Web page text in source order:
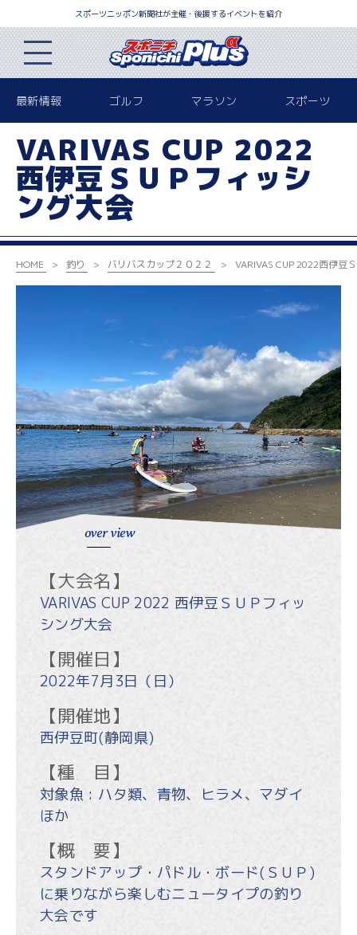
スポーツニッポン新聞社が主催・後援するイベントを紹介
最新情報 ゴルフ マラソン スポーツ
VARIVAS CUP 2022
西伊豆ＳＵＰフィッシ
ング大会
HOME 釣り バリバスカップ２０２２ VARIVAS CUP 2022西伊豆
over view
【大会名】
VARIVAS CUP 2022 西伊豆ＳＵＰフィッ
シング大会
【開催日】
2022年7月3日（日）
【開催地】
西伊豆町(静岡県)
【種 目】
対象魚 : ハタ類、青物、ヒラメ、マダイ
ほか
【概 要】
スタンドアップ・パドル・ボード(ＳＵＰ)
に乗りながら楽しむニュータイプの釣り
大会です